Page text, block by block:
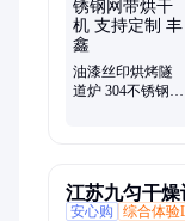
瓷烧结炉、电加
炉、高精度烤箱
流水线、燃气烘
油漆丝印烘烤隧
道炉 304不锈钢网
江苏九匀干燥
安心购
综合体验